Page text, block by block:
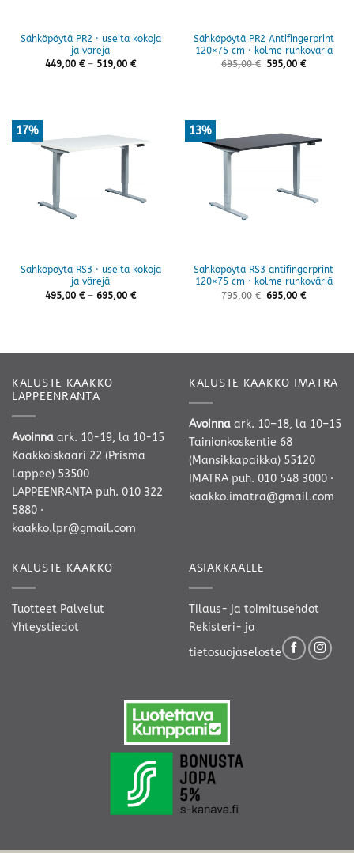
Sähköpöytä PR2 · useita kokoja
ja värejä
449,00 € – 519,00 €Hintaluokka:
Sähköpöytä PR2 Antifingerprint
120×75 cm · kolme runkoväriä
695,00€ 595,00€
17%
Sähköpöytä RS3 · useita kokoja
ja värejä
495,00 € – 695,00 €Hintaluokka:
13%
Sähköpöytä RS3 antifingerprint
120×75 cm · kolme runkoväriä
795,00€ 695,00€
KALUSTE KAAKKO
LAPPEENRANTA
Avoinna ark. 10-19, la 10-15
Kaakkoiskaari 22 (Prisma
Lappee) 53500
LAPPEENRANTA puh. 010 322
5880 ·
kaakko.lpr@gmail.com
KALUSTE KAAKKO IMATRA
Avoinna ark. 10–18, la 10–15
Tainionkoskentie 68
(Mansikkapaikka) 55120
IMATRA puh. 010 548 3000 ·
kaakko.imatra@gmail.com
KALUSTE KAAKKO
Tuotteet Palvelut
Yhteystiedot
ASIAKKAALLE
Tilaus- ja toimitusehdot
Rekisteri- ja
tietosuojaseloste